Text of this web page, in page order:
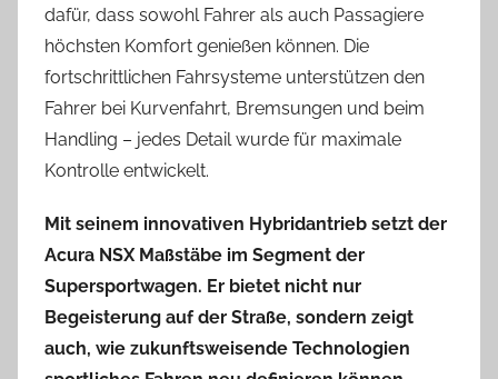
dafür, dass sowohl Fahrer als auch Passagiere
höchsten Komfort genießen können. Die
fortschrittlichen Fahrsysteme unterstützen den
Fahrer bei Kurvenfahrt, Bremsungen und beim
Handling – jedes Detail wurde für maximale
Kontrolle entwickelt.
Mit seinem innovativen Hybridantrieb setzt der
Acura NSX Maßstäbe im Segment der
Supersportwagen. Er bietet nicht nur
Begeisterung auf der Straße, sondern zeigt
auch, wie zukunftsweisende Technologien